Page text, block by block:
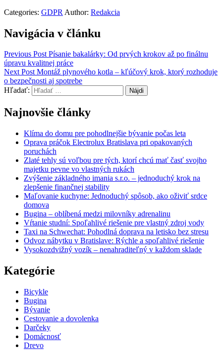
Categories: GDPR Author: Redakcia
Navigácia v článku
Previous Post Písanie bakalárky: Od prvých krokov až po finálnu
úpravu kvalitnej práce
Next Post Montáž plynového kotla – kľúčový krok, ktorý rozhoduje
o bezpečnosti aj spotrebe
Hľadať:
Najnovšie články
Klíma do domu pre pohodlnejšie bývanie počas leta
Oprava práčok Electrolux Bratislava pri opakovaných
poruchách
Zlaté tehly sú voľbou pre tých, ktorí chcú mať časť svojho
majetku pevne vo vlastných rukách
Zvýšenie základného imania s.r.o. – jednoduchý krok na
zlepšenie finančnej stability
Maľovanie kuchyne: Jednoduchý spôsob, ako oživiť srdce
domova
Bugina – oblíbená medzi milovníky adrenalinu
Vŕtanie studní: Spoľahlivé riešenie pre vlastný zdroj vody
Taxi na Schwechat: Pohodlná doprava na letisko bez stresu
Odvoz nábytku v Bratislave: Rýchle a spoľahlivé riešenie
Vysokozdvižný vozík – nenahraditeľný v každom sklade
Kategórie
Bicykle
Bugina
Bývanie
Cestovanie a dovolenka
Darčeky
Domácnosť
Drevo